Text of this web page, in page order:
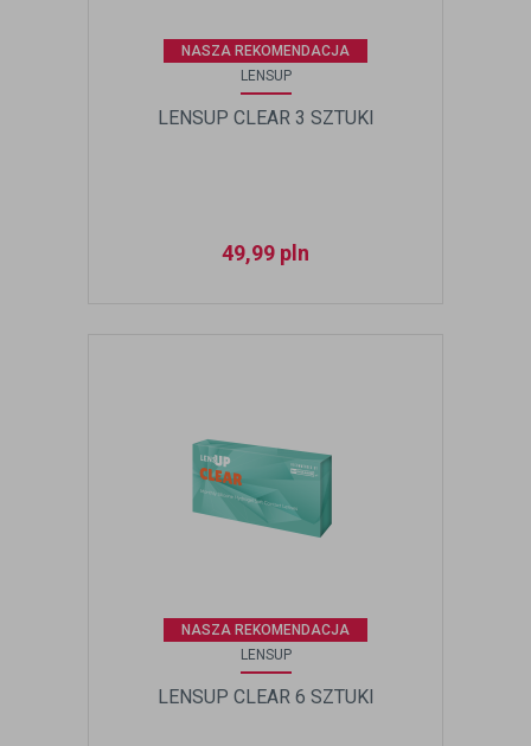
NASZA REKOMENDACJA
LENSUP
LENSUP CLEAR 3 SZTUKI
49,99 pln
NASZA REKOMENDACJA
LENSUP
LENSUP CLEAR 6 SZTUKI